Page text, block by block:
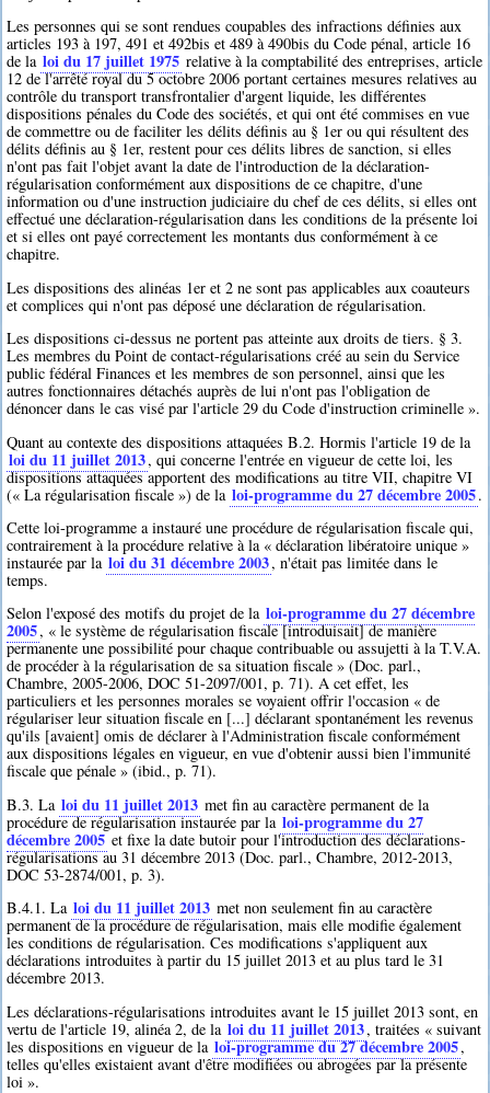
Les personnes qui se sont rendues coupables des infractions définies aux
articles 193 à 197, 491 et 492bis et 489 à 490bis du Code pénal, article 16
de la loi du 17 juillet 1975 relative à la comptabilité des entreprises, article
12 de l'arrêté royal du 5 octobre 2006 portant certaines mesures relatives au
contrôle du transport transfrontalier d'argent liquide, les différentes
dispositions pénales du Code des sociétés, et qui ont été commises en vue
de commettre ou de faciliter les délits définis au § 1er ou qui résultent des
délits définis au § 1er, restent pour ces délits libres de sanction, si elles
n'ont pas fait l'objet avant la date de l'introduction de la déclaration-
régularisation conformément aux dispositions de ce chapitre, d'une
information ou d'une instruction judiciaire du chef de ces délits, si elles ont
effectué une déclaration-régularisation dans les conditions de la présente loi
et si elles ont payé correctement les montants dus conformément à ce
chapitre.
Les dispositions des alinéas 1er et 2 ne sont pas applicables aux coauteurs
et complices qui n'ont pas déposé une déclaration de régularisation.
Les dispositions ci-dessus ne portent pas atteinte aux droits de tiers. § 3.
Les membres du Point de contact-régularisations créé au sein du Service
public fédéral Finances et les membres de son personnel, ainsi que les
autres fonctionnaires détachés auprès de lui n'ont pas l'obligation de
dénoncer dans le cas visé par l'article 29 du Code d'instruction criminelle ».
Quant au contexte des dispositions attaquées B.2. Hormis l'article 19 de la
loi du 11 juillet 2013, qui concerne l'entrée en vigueur de cette loi, les
dispositions attaquées apportent des modifications au titre VII, chapitre VI
(« La régularisation fiscale ») de la loi-programme du 27 décembre 2005.
Cette loi-programme a instauré une procédure de régularisation fiscale qui,
contrairement à la procédure relative à la « déclaration libératoire unique »
instaurée par la loi du 31 décembre 2003, n'était pas limitée dans le
temps.
Selon l'exposé des motifs du projet de la loi-programme du 27 décembre
2005, « le système de régularisation fiscale [introduisait] de manière
permanente une possibilité pour chaque contribuable ou assujetti à la T.V.A.
de procéder à la régularisation de sa situation fiscale » (Doc. parl.,
Chambre, 2005-2006, DOC 51-2097/001, p. 71). A cet effet, les
particuliers et les personnes morales se voyaient offrir l'occasion « de
régulariser leur situation fiscale en [...] déclarant spontanément les revenus
qu'ils [avaient] omis de déclarer à l'Administration fiscale conformément
aux dispositions légales en vigueur, en vue d'obtenir aussi bien l'immunité
fiscale que pénale » (ibid., p. 71).
B.3. La loi du 11 juillet 2013 met fin au caractère permanent de la
procédure de régularisation instaurée par la loi-programme du 27
décembre 2005 et fixe la date butoir pour l'introduction des déclarations-
régularisations au 31 décembre 2013 (Doc. parl., Chambre, 2012-2013,
DOC 53-2874/001, p. 3).
B.4.1. La loi du 11 juillet 2013 met non seulement fin au caractère
permanent de la procédure de régularisation, mais elle modifie également
les conditions de régularisation. Ces modifications s'appliquent aux
déclarations introduites à partir du 15 juillet 2013 et au plus tard le 31
décembre 2013.
Les déclarations-régularisations introduites avant le 15 juillet 2013 sont, en
vertu de l'article 19, alinéa 2, de la loi du 11 juillet 2013, traitées « suivant
les dispositions en vigueur de la loi-programme du 27 décembre 2005,
telles qu'elles existaient avant d'être modifiées ou abrogées par la présente
loi ».